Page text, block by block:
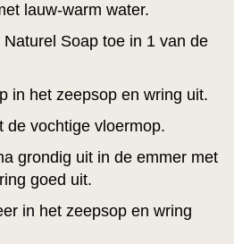
lauw-warm water.
Soap toe in 1 van de
in het zeepsop en wring uit.
de vochtige vloermop.
grondig uit in de emmer met
goed uit.
in het zeepsop en wring